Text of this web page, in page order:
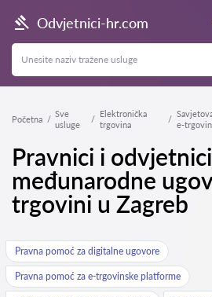
Odvjetnici-hr.com
Početna
Sve
usluge
Elektronička
trgovina
e-
Pravnici i
međunarodne
trgovini u Zagreb
Pravna pomoć za digitalne ugovore
Pravna pomoć za e-trgovinske platforme